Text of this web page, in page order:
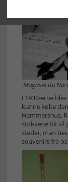
Magasin du
I 1930-erne
kunne købe
Hammershus,
stokkene fik så
steder, man
souvenirs fra